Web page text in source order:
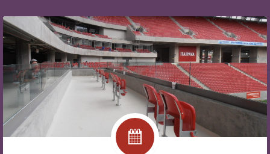
Serviços
Blog
Biblioteca
Sobre